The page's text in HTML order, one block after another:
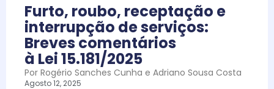
Furto, roubo, receptação e
interrupção de serviços:
Breves comentários
à Lei 15.181/2025
Por Rogério Sanches Cunha e Adriano Sousa Costa
Agosto 12, 2025